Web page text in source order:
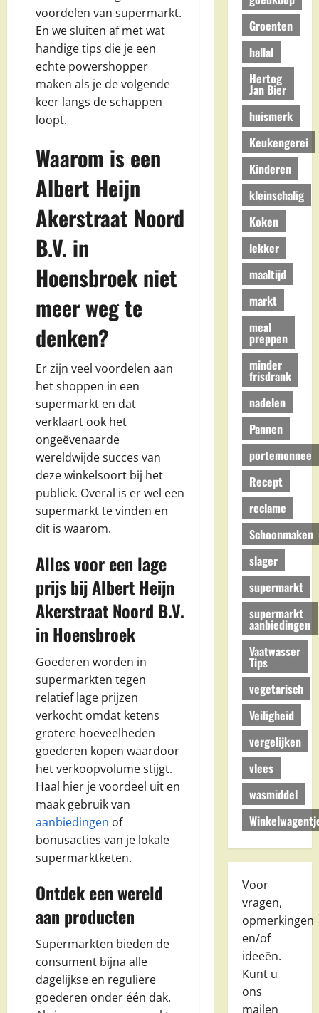
voordelen van supermarkt.
En we sluiten af met wat
handige tips die je een
echte powershopper
maken als je de volgende
keer langs de schappen
loopt.
Waarom is een
Albert Heijn
Akerstraat Noord
B.V. in
Hoensbroek niet
meer weg te
denken?
Er zijn veel voordelen aan
het shoppen in een
supermarkt en dat
verklaart ook het
ongeëvenaarde
wereldwijde succes van
deze winkelsoort bij het
publiek. Overal is er wel een
supermarkt te vinden en
dit is waarom.
Alles voor een lage
prijs bij Albert Heijn
Akerstraat Noord B.V.
in Hoensbroek
Goederen worden in
supermarkten tegen
relatief lage prijzen
verkocht omdat ketens
grotere hoeveelheden
goederen kopen waardoor
het verkoopvolume stijgt.
Haal hier je voordeel uit en
maak gebruik van
aanbiedingen of
bonusacties van je lokale
supermarktketen.
Ontdek een wereld
aan producten
Supermarkten bieden de
consument bijna alle
dagelijkse en reguliere
goederen onder één dak.
Groenten
hallal
Hertog
Jan Bier
huismerk
Keukengerei
Kinderen
kleinschalig
Koken
lekker
maaltijd
markt
meal
preppen
minder
frisdrank
nadelen
Pannen
portemonnee
Recept
reclame
Schoonmaken
slager
supermarkt
supermarkt
aanbiedingen
Vaatwasser
Tips
vegetarisch
Veiligheid
vergelijken
vlees
wasmiddel
Voor
vragen,
opmerkingen
en/of
ideeën.
Kunt u
ons
mailen